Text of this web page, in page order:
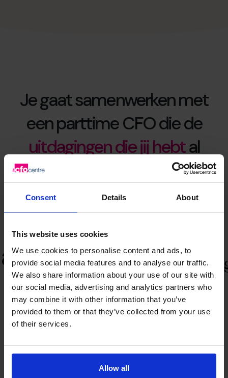
Consent Details About
This website uses cookies
We use cookies to personalise content and ads, to
provide social media features and to analyse our traffic.
We also share information about your use of our site with
our social media, advertising and analytics partners who
may combine it with other information that you’ve
provided to them or that they’ve collected from your use
of their services.
Allow all
Je gaat samenwerken met
een parttime CFO die de
uitdagingen die jij hebtal
eerder heeft meegemaakt –
en opgelost**.